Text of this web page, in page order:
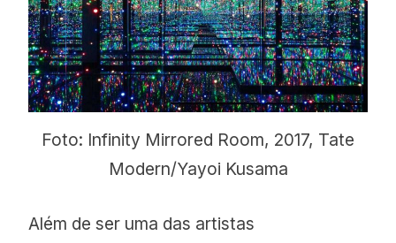
Foto: Infinity Mirrored Room, 2017, Tate
Modern/Yayoi Kusama
Além de ser uma das artistas